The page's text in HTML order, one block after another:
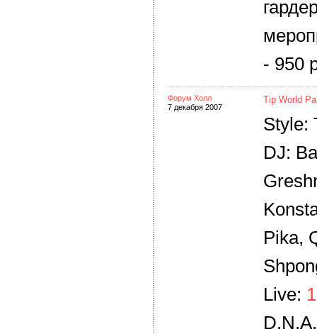
- 950
Форум Холл
7 декабря 2007
Tip World
Style:
DJ:
Pika,
Live: